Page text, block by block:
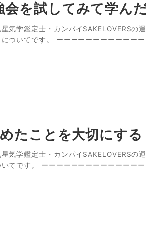
を試してみて学ん
気学鑑定士・カンパイSAKELOVERS
ついてです。 ーーーーーーーーーーー
たことを大切にする
気学鑑定士・カンパイSAKELOVERS
いてです。 ーーーーーーーーーーーーー